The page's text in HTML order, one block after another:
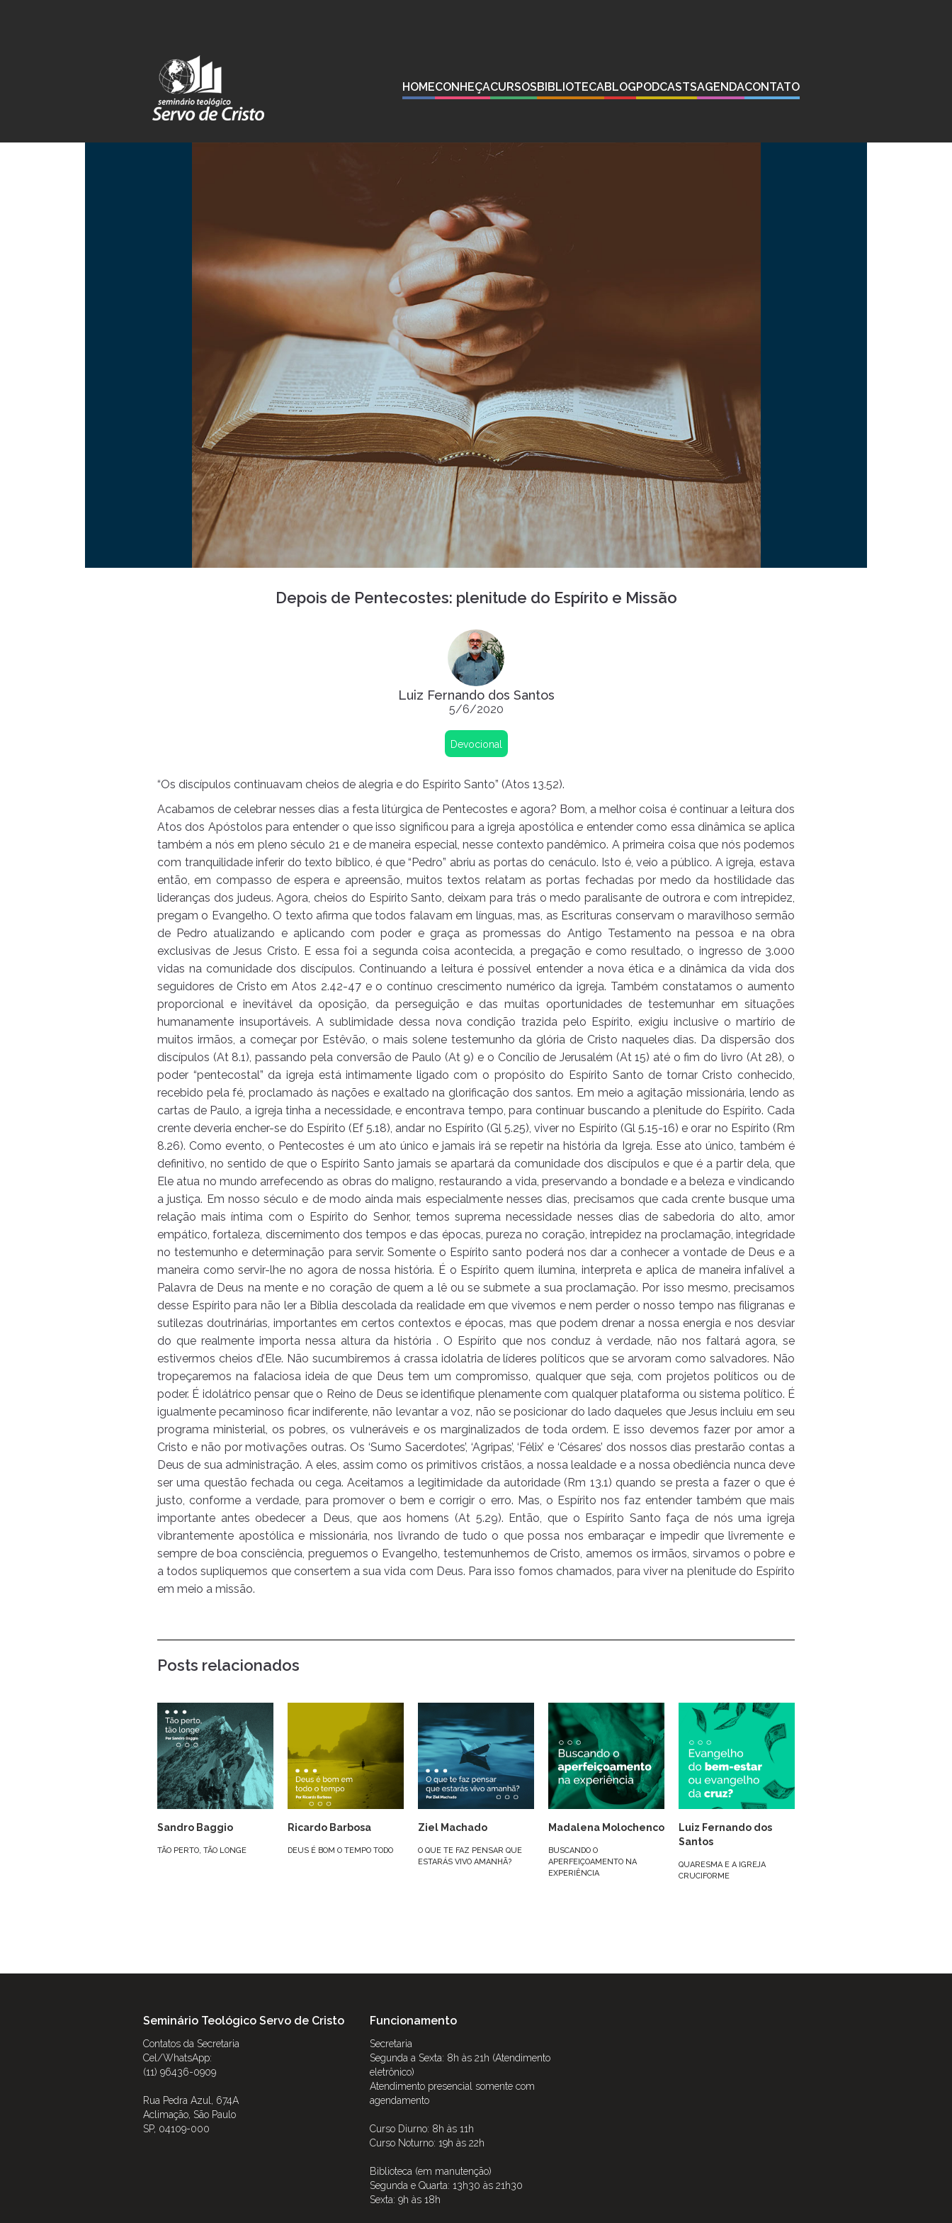
HOMECONHEÇACURSOSBIBLIOTECABLOGPODCASTSAGENDACONTATO
Depois de Pentecostes: plenitude do Espírito e Missão
Luiz Fernando dos Santos
5/6/2020
Devocional
“Os discípulos continuavam cheios de alegria e do Espírito Santo” (Atos 13.52).
Acabamos de celebrar nesses dias a festa litúrgica de Pentecostes e agora? Bom, a melhor coisa é continuar a leitura dos
Atos dos Apóstolos para entender o que isso significou para a igreja apostólica e entender como essa dinâmica se aplica
também a nós em pleno século 21 e de maneira especial, nesse contexto pandêmico. A primeira coisa que nós podemos
com tranquilidade inferir do texto bíblico, é que “Pedro” abriu as portas do cenáculo. Isto é, veio a público. A igreja, estava
então, em compasso de espera e apreensão, muitos textos relatam as portas fechadas por medo da hostilidade das
lideranças dos judeus. Agora, cheios do Espírito Santo, deixam para trás o medo paralisante de outrora e com intrepidez,
pregam o Evangelho. O texto afirma que todos falavam em línguas, mas, as Escrituras conservam o maravilhoso sermão
de Pedro atualizando e aplicando com poder e graça as promessas do Antigo Testamento na pessoa e na obra
exclusivas de Jesus Cristo. E essa foi a segunda coisa acontecida, a pregação e como resultado, o ingresso de 3.000
vidas na comunidade dos discípulos. Continuando a leitura é possível entender a nova ética e a dinâmica da vida dos
seguidores de Cristo em Atos 2.42-47 e o contínuo crescimento numérico da igreja. Também constatamos o aumento
proporcional e inevitável da oposição, da perseguição e das muitas oportunidades de testemunhar em situações
humanamente insuportáveis. A sublimidade dessa nova condição trazida pelo Espírito, exigiu inclusive o martírio de
muitos irmãos, a começar por Estêvão, o mais solene testemunho da glória de Cristo naqueles dias. Da dispersão dos
discípulos (At 8.1), passando pela conversão de Paulo (At 9) e o Concílio de Jerusalém (At 15) até o fim do livro (At 28), o
poder “pentecostal” da igreja está intimamente ligado com o propósito do Espírito Santo de tornar Cristo conhecido,
recebido pela fé, proclamado às nações e exaltado na glorificação dos santos. Em meio a agitação missionária, lendo as
cartas de Paulo, a igreja tinha a necessidade, e encontrava tempo, para continuar buscando a plenitude do Espírito. Cada
crente deveria encher-se do Espírito (Ef 5.18), andar no Espírito (Gl 5.25), viver no Espírito (Gl 5.15-16) e orar no Espírito (Rm
8.26). Como evento, o Pentecostes é um ato único e jamais irá se repetir na história da Igreja. Esse ato único, também é
definitivo, no sentido de que o Espírito Santo jamais se apartará da comunidade dos discípulos e que é a partir dela, que
Ele atua no mundo arrefecendo as obras do maligno, restaurando a vida, preservando a bondade e a beleza e vindicando
a justiça. Em nosso século e de modo ainda mais especialmente nesses dias, precisamos que cada crente busque uma
relação mais íntima com o Espírito do Senhor, temos suprema necessidade nesses dias de sabedoria do alto, amor
empático, fortaleza, discernimento dos tempos e das épocas, pureza no coração, intrepidez na proclamação, integridade
no testemunho e determinação para servir. Somente o Espírito santo poderá nos dar a conhecer a vontade de Deus e a
maneira como servir-lhe no agora de nossa história. É o Espírito quem ilumina, interpreta e aplica de maneira infalível a
Palavra de Deus na mente e no coração de quem a lê ou se submete a sua proclamação. Por isso mesmo, precisamos
desse Espírito para não ler a Bíblia descolada da realidade em que vivemos e nem perder o nosso tempo nas filigranas e
sutilezas doutrinárias, importantes em certos contextos e épocas, mas que podem drenar a nossa energia e nos desviar
do que realmente importa nessa altura da história . O Espírito que nos conduz à verdade, não nos faltará agora, se
estivermos cheios d’Ele. Não sucumbiremos á crassa idolatria de líderes políticos que se arvoram como salvadores. Não
tropeçaremos na falaciosa ideia de que Deus tem um compromisso, qualquer que seja, com projetos políticos ou de
poder. É idolátrico pensar que o Reino de Deus se identifique plenamente com qualquer plataforma ou sistema político. É
igualmente pecaminoso ficar indiferente, não levantar a voz, não se posicionar do lado daqueles que Jesus incluiu em seu
programa ministerial, os pobres, os vulneráveis e os marginalizados de toda ordem. E isso devemos fazer por amor a
Cristo e não por motivações outras. Os ‘Sumo Sacerdotes’, ‘Agripas’, ‘Félix’ e ‘Césares’ dos nossos dias prestarão contas a
Deus de sua administração. A eles, assim como os primitivos cristãos, a nossa lealdade e a nossa obediência nunca deve
ser uma questão fechada ou cega. Aceitamos a legitimidade da autoridade (Rm 13.1) quando se presta a fazer o que é
justo, conforme a verdade, para promover o bem e corrigir o erro. Mas, o Espírito nos faz entender também que mais
importante antes obedecer a Deus, que aos homens (At 5.29). Então, que o Espírito Santo faça de nós uma igreja
vibrantemente apostólica e missionária, nos livrando de tudo o que possa nos embaraçar e impedir que livremente e
sempre de boa consciência, preguemos o Evangelho, testemunhemos de Cristo, amemos os irmãos, sirvamos o pobre e
a todos supliquemos que consertem a sua vida com Deus. Para isso fomos chamados, para viver na plenitude do Espírito
em meio a missão.
Posts relacionados
Sandro Baggio
TÃO PERTO, TÃO LONGE
Ricardo Barbosa
DEUS É BOM O TEMPO TODO
Ziel Machado
O QUE TE FAZ PENSAR QUE
ESTARÁS VIVO AMANHÃ?
Madalena Molochenco
BUSCANDO O
APERFEIÇOAMENTO NA
EXPERIÊNCIA
Luiz Fernando dos
Santos
QUARESMA E A IGREJA
CRUCIFORME
Seminário Teológico Servo de Cristo
Contatos da Secretaria
Cel/WhatsApp:
(11) 96436-0909
Rua Pedra Azul, 674A
Aclimação, São Paulo
SP, 04109-000
Funcionamento
Secretaria
Segunda a Sexta: 8h às 21h (Atendimento
eletrônico)
Atendimento presencial somente com
agendamento
Curso Diurno: 8h às 11h
Curso Noturno: 19h às 22h
Biblioteca (em manutenção)
Segunda e Quarta: 13h30 às 21h30
Sexta: 9h às 18h